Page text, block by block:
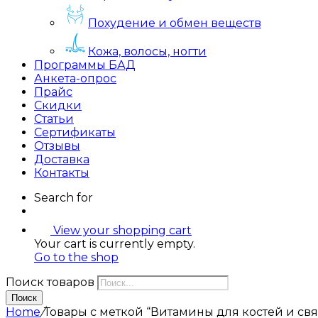
Похудение и обмен веществ
Кожа, волосы, ногти
Программы БАД
Анкета-опрос
Прайс
Скидки
Статьи
Сертификаты
Отзывы
Доставка
Контакты
Search for
View your shopping cart
Your cart is currently empty.
Go to the shop
Поиск товаров
Поиск
Home/Товары с меткой “Витамины для костей и